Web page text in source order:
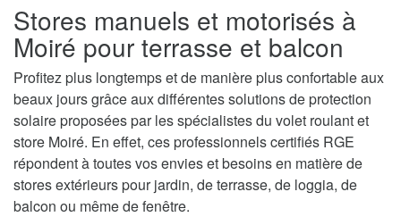
Stores manuels et motorisés à
Moiré pour terrasse et balcon
Profitez plus longtemps et de manière plus confortable aux
beaux jours grâce aux différentes solutions de protection
solaire proposées par les spécialistes du volet roulant et
store Moiré. En effet, ces professionnels certifiés RGE
répondent à toutes vos envies et besoins en matière de
stores extérieurs pour jardin, de terrasse, de loggia, de
balcon ou même de fenêtre.